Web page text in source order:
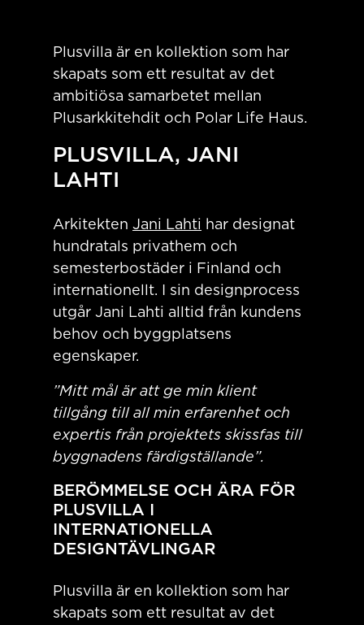
Plusvilla är en kollektion som har
skapats som ett resultat av det
ambitiösa samarbetet mellan
Plusarkkitehdit och Polar Life Haus.
PLUSVILLA, JANI
LAHTI
Arkitekten Jani Lahti har designat
hundratals privathem och
semesterbostäder i Finland och
internationellt. I sin designprocess
utgår Jani Lahti alltid från kundens
behov och byggplatsens
egenskaper.
”Mitt mål är att ge min klient
tillgång till all min erfarenhet och
expertis från projektets skissfas till
byggnadens färdigställande”.
BERÖMMELSE OCH ÄRA FÖR
PLUSVILLA I
INTERNATIONELLA
DESIGNTÄVLINGAR
Plusvilla är en kollektion som har
skapats som ett resultat av det